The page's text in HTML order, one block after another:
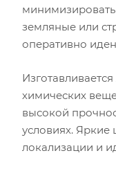
земляные или
оперативно
химических
высокой
условиях. Яркие
локализации и